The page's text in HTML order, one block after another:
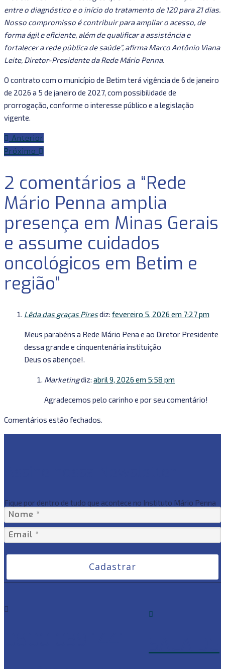
entre o diagnóstico e o início do tratamento de 120 para 21 dias.
Nosso compromisso é contribuir para ampliar o acesso, de
forma ágil e eficiente, além de qualificar a assistência e
fortalecer a rede pública de saúde”, afirma Marco Antônio Viana
Leite, Diretor-Presidente da Rede Mário Penna.
O contrato com o município de Betim terá vigência de 6 de janeiro
de 2026 a 5 de janeiro de 2027, com possibilidade de
prorrogação, conforme o interesse público e a legislação
vigente.
Anterior
Próximo
2 comentários a “Rede
Mário Penna amplia
presença em Minas Gerais
e assume cuidados
oncológicos em Betim e
região”
Lêda das graças Piresdiz: fevereiro 5, 2026 em 7:27 pm
Meus parabéns a Rede Mário Pena e ao Diretor Presidente
dessa grande e cinquentenária instituição
Deus os abençoe!.
Marketingdiz: abril 9, 2026 em 5:58 pm
Agradecemos pelo carinho e por seu comentário!
Comentários estão fechados.
Fique por dentro de tudo que acontece no Instituto Mário Penna
Cadastrar